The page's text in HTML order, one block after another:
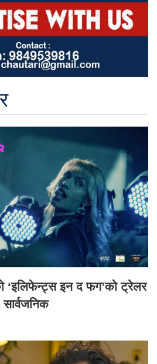
‘इलिफेन्ट्स इन द फग’को ट्रेलर
सार्वजनिक